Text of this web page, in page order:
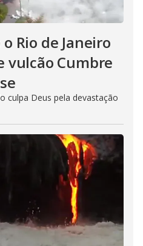
Rio de Janeiro
vulcão Cumbre
culpa Deus pela devastação